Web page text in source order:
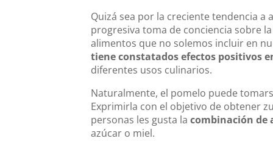
Quizá sea por la creciente tendencia
progresiva toma de conciencia sobre
alimentos que no solemos incluir en
tiene constatados efectos positivos
diferentes usos culinarios.
Naturalmente, el pomelo puede
Exprimirla con el objetivo de obtener
personas les gusta lacombinación de
azúcar o miel.